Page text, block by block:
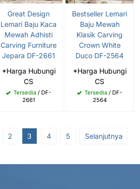
Great Design
Lemari Baju Kaca
Mewah Adhisti
Carving Furniture
Jepara DF-2661
*Harga Hubungi
CS
Tersedia / DF-
2661
Bestseller Lemari
Baju Mewah
Klasik Carving
Crown White
Duco DF-2564
*Harga Hubungi
CS
Tersedia / DF-
2564
2 3 4 5 Selanjutnya